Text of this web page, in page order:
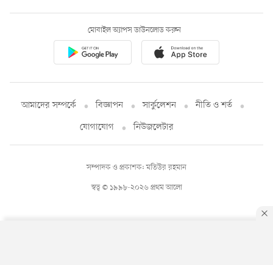
মোবাইল অ্যাপস ডাউনলোড করুন
আমাদের সম্পর্কে বিজ্ঞাপন সার্কুলেশন
নীতি ও শর্ত
যোগাযোগ
নিউজলেটার
স্বত্ব © ১৯৯৮-২০২৬ প্রথম আলো
সম্পাদক ও প্রকাশক: মতিউর রহমান